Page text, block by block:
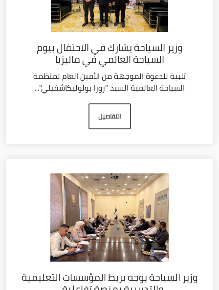
وزير السياحة يشارك في الاحتفال بيوم
السياحة العالمي في ماليزيا
تلبية للدعوة الموجهة من الأمين العام لمنظمة
السياحة العالمية السيد "زورا بولوليكاشفيلي"...
التفاصيل
وزير السياحة يوجه بربط المؤسسات التعليمية